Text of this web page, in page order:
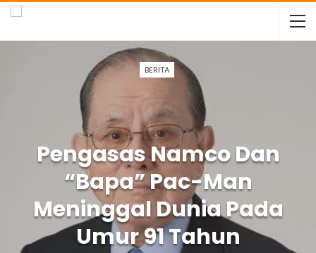
BERITA
Pengasas Namco Dan
“Bapa” Pac-Man
Meninggal Dunia Pada
Umur 91 Tahun